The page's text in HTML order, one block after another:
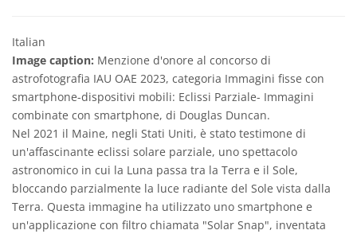
Italian
Image caption: Menzione d'onore al concorso di
astrofotografia IAU OAE 2023, categoria Immagini fisse con
smartphone-dispositivi mobili: Eclissi Parziale- Immagini
combinate con smartphone, di Douglas Duncan.
Nel 2021 il Maine, negli Stati Uniti, è stato testimone di
un'affascinante eclissi solare parziale, uno spettacolo
astronomico in cui la Luna passa tra la Terra e il Sole,
bloccando parzialmente la luce radiante del Sole vista dalla
Terra. Questa immagine ha utilizzato uno smartphone e
un'applicazione con filtro chiamata "Solar Snap", inventata